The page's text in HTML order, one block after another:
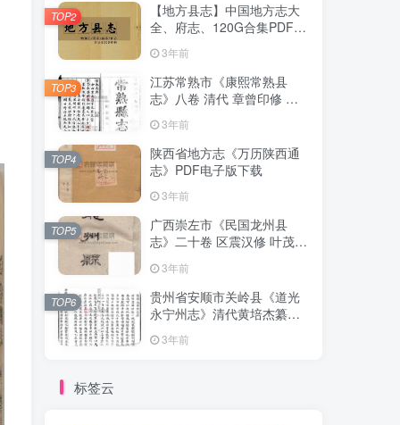
【地方县志】中国地方志大
全、府志、120G合集PDF高
清下载
3年前
TOP2
江苏常熟市《康熙常熟县
志》八卷 清代 章曾印修 曾
倬纂PDF影印本高清电子版
下载3年前
TOP3
陕西省地方志《万历陕西通
志》PDF电子版下载
3年前
TOP4
广西崇左市《民国龙州县
志》二十卷 区震汉修 叶茂基
载3年前
TOP5
贵州省安顺市关岭县《道光
永宁州志》清代黄培杰纂修
3年前
TOP6
标签云